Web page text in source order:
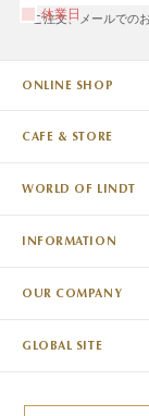
休業日
※ご注文、メールでの
ONLINE SHOP
CAFE & STORE
WORLD OF LINDT
INFORMATION
OUR COMPANY
GLOBAL SITE